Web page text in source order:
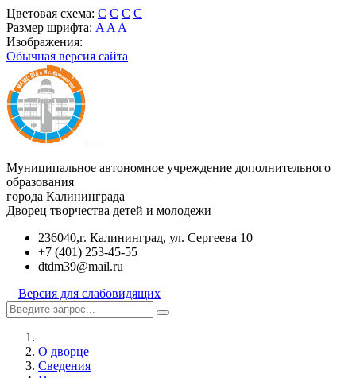
Цветовая схема: C C C C
Размер шрифта: A A A
Изображения:
Обычная версия сайта
Муниципальное автономное учреждение дополнительного
образования
города Калининграда
Дворец творчества детей и молодежи
236040,г. Калининград, ул. Сергеева 10
+7 (401) 253-45-55
dtdm39@mail.ru
Версия для слабовидящих
О дворце
Сведения